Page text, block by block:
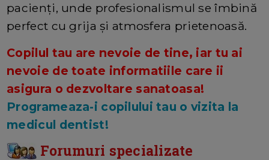
pacienți, unde profesionalismul se îmbină
perfect cu grija și atmosfera prietenoasă.
Copilul tau are nevoie de tine, iar tu ai
nevoie de toate informatiile care ii
asigura o dezvoltare sanatoasa!
Programeaza-i copilului tau o vizita la
medicul dentist!
Forumuri specializate